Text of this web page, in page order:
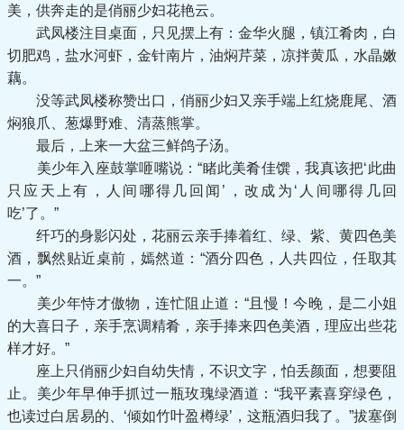
美，供奔走的是俏丽少妇花艳云。
武凤楼注目桌面，只见摆上有：金华火腿，镇江肴肉，白
切肥鸡，盐水河虾，金针南片，油焖芹菜，凉拌黄瓜，水晶嫩
藕。
没等武凤楼称赞出口，俏丽少妇又亲手端上红烧鹿尾、酒
焖狼爪、葱爆野难、清蒸熊掌。
最后，上来一大盆三鲜鸽子汤。
美少年入座鼓掌咂嘴说：“睹此美肴佳馔，我真该把‘此曲
只应天上有，人间哪得几回闻’，改成为‘人间哪得几回
吃’了。”
纤巧的身影闪处，花丽云亲手捧着红、绿、紫、黄四色美
酒，飘然贴近桌前，嫣然道：“酒分四色，人共四位，任取其
一。”
美少年恃才傲物，连忙阻止道：“且慢！今晚，是二小姐
的大喜日子，亲手烹调精肴，亲手捧来四色美酒，理应出些花
样才好。”
座上只俏丽少妇自幼失情，不识文字，怕丢颜面，想要阻
止。美少年早伸手抓过一瓶玫瑰绿酒道：“我平素喜穿绿色，
也读过白居易的、‘倾如竹叶盈樽绿’，这瓶酒归我了。”拔塞倒